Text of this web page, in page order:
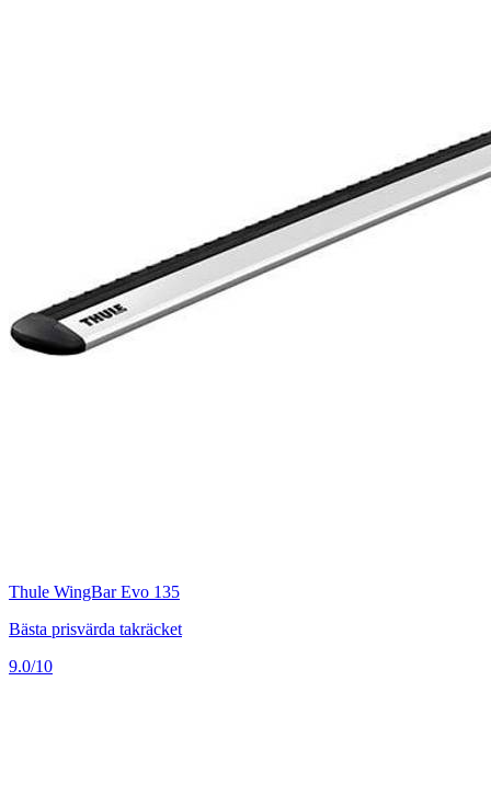
Thule WingBar Evo 135
Bästa prisvärda takräcket
9.0/10